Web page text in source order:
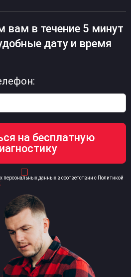
вам в течение 5 минут
дату и время
персональных данных в соответствии с Политикой